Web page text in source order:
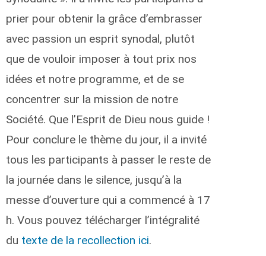
prier pour obtenir la grâce d’embrasser
avec passion un esprit synodal, plutôt
que de vouloir imposer à tout prix nos
idées et notre programme, et de se
concentrer sur la mission de notre
Société. Que l’Esprit de Dieu nous guide !
Pour conclure le thème du jour, il a invité
tous les participants à passer le reste de
la journée dans le silence, jusqu’à la
messe d’ouverture qui a commencé à 17
h. Vous pouvez télécharger l’intégralité
du texte de la recollection ici.